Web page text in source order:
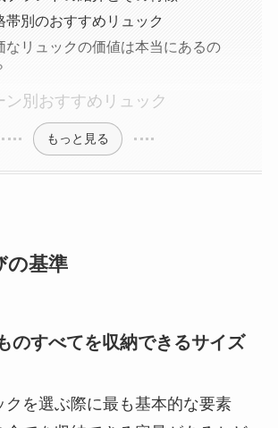
帯別のおすすめリュック
なリュックの価値は本当にあるの
ン別おすすめリュック
もっと見る
の基準
のすべてを収納できるサイズ
クを選ぶ際に最も基本的な要素